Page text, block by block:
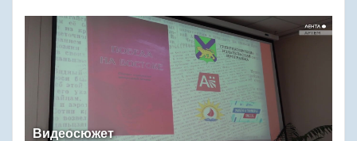
Видеосюжет